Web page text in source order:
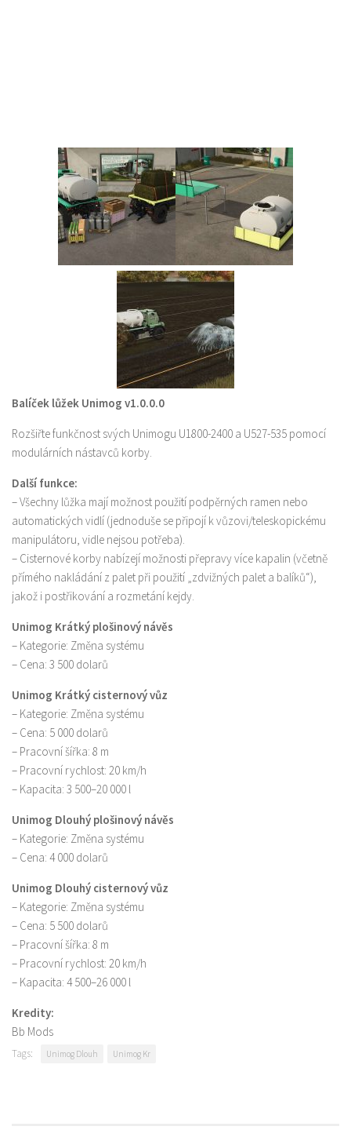
Balíček lůžek Unimog v1.0.0.0
Rozšiřte funkčnost svých Unimogu U1800-2400 a U527-535 pomocí
modulárních nástavců korby.
Další funkce:
– Všechny lůžka mají možnost použití podpěrných ramen nebo
automatických vidlí (jednoduše se připojí k vůzovi/teleskopickému
manipulátoru, vidle nejsou potřeba).
– Cisternové korby nabízejí možnosti přepravy více kapalin (včetně
přímého nakládání z palet při použití „zdvižných palet a balíků“),
jakož i postřikování a rozmetání kejdy.
Unimog Krátký plošinový návěs
– Kategorie: Změna systému
– Cena: 3 500 dolarů
Unimog Krátký cisternový vůz
– Kategorie: Změna systému
– Cena: 5 000 dolarů
– Pracovní šířka: 8 m
– Pracovní rychlost: 20 km/h
– Kapacita: 3 500–20 000 l
Unimog Dlouhý plošinový návěs
– Kategorie: Změna systému
– Cena: 4 000 dolarů
Unimog Dlouhý cisternový vůz
– Kategorie: Změna systému
– Cena: 5 500 dolarů
– Pracovní šířka: 8 m
– Pracovní rychlost: 20 km/h
– Kapacita: 4 500–26 000 l
Kredity:
Bb Mods
Tags: Unimog Dlouh Unimog Kr